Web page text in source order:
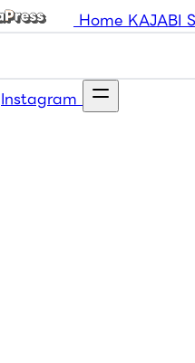
Home KAJABI
Instagram